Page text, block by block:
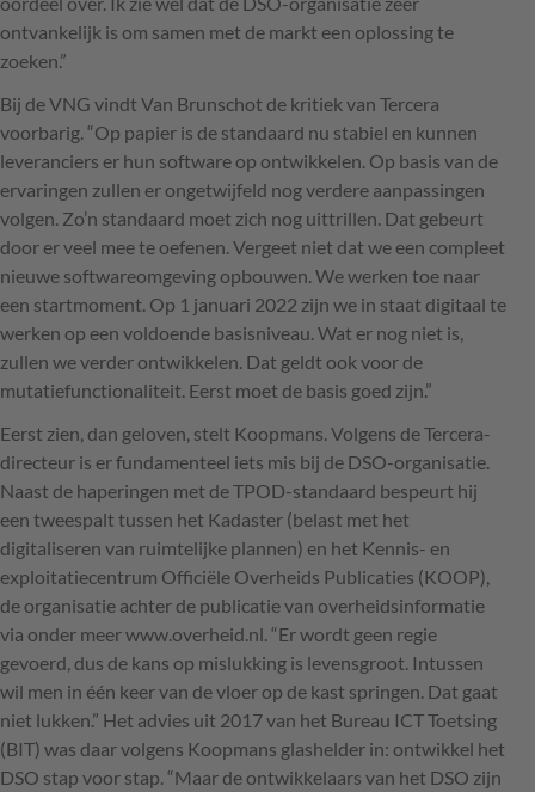
ontvankelijk is om samen met de markt een oplossing te
zoeken.”
Bij deVNG vindt Van Brunschot de kritiek van Tercera
voorbarig. “Op papier is de standaard nu stabiel en kunnen
leveranciers er hun software op ontwikkelen. Op basis van de
ervaringen zullen er ongetwijfeld nog verdere aanpassingen
volgen. Zo’n standaard moet zich nog uittrillen. Dat gebeurt
door er veel mee te oefenen. Vergeet niet dat we een compleet
nieuwe softwareomgeving opbouwen. We werken toe naar
een startmoment. Op 1 januari 2022 zijn we in staat digitaal te
werken op een voldoende basisniveau. Wat er nog niet is,
zullen we verder ontwikkelen. Dat geldt ook voor de
mutatiefunctionaliteit. Eerst moet de basis goed zijn.”
Eerst zien, dan geloven, stelt Koopmans. Volgens de Tercera-
directeur is er fundamenteel iets mis bij de DSO-organisatie.
Naast de haperingen met deTPOD-standaard bespeurt hij
een tweespalt tussen het Kadaster (belast met het
digitaliseren van ruimtelijke plannen) en het Kennis- en
exploitatiecentrum Officiële Overheids Publicaties (KOOP),
de organisatie achter de publicatie van overheidsinformatie
via onder meer www.overheid.nl. “Er wordt geen regie
gevoerd, dus de kans op mislukking is levensgroot. Intussen
wil men in één keer van de vloer op de kast springen. Dat gaat
niet lukken.” Het advies uit 2017 van het Bureau ICTToetsing
(BIT) was daar volgens Koopmans glashelder in: ontwikkel het
DSO stap voor stap. “Maar de ontwikkelaars van het DSO zijn